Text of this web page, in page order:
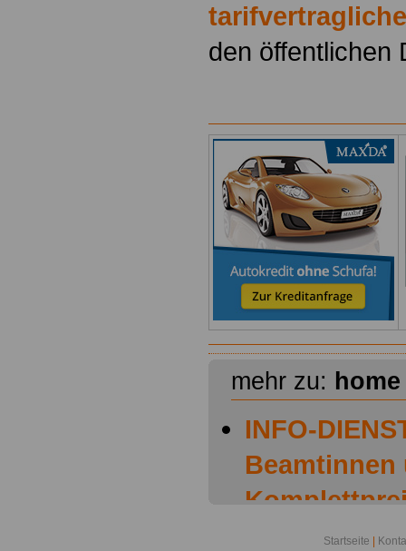
den öffentlichen
mehr zu: home
INFO-
Beamtinnen
Startseite